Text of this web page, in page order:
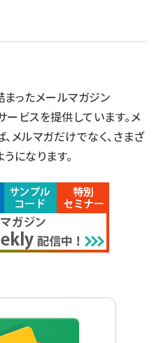
ったメールマガジン
ビスを提供しています。メ
メルマガだけでなく、さまざ
になります。